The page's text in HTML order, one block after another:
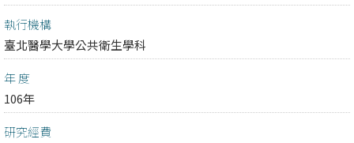
執行機構
臺北醫學大學公共衛生學科
年 度
106年
研究經費